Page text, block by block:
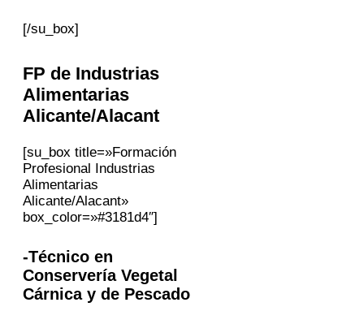
[/su_box]
FP de Industrias
Alimentarias
Alicante/Alacant
[su_box title=»Formación
Profesional Industrias
Alimentarias
Alicante/Alacant»
box_color=»#3181d4″]
-Técnico en
Conservería Vegetal
Cárnica y de Pescado